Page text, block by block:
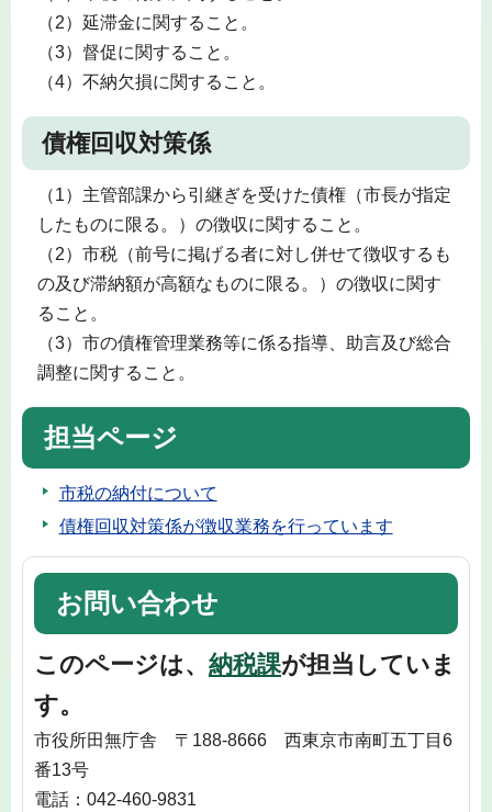
（2）延滞金に関すること。
（3）督促に関すること。
（4）不納欠損に関すること。
債権回収対策係
（1）主管部課から引継ぎを受けた債権（市長が指定
したものに限る。）の徴収に関すること。
（2）市税（前号に掲げる者に対し併せて徴収するも
の及び滞納額が高額なものに限る。）の徴収に関す
ること。
（3）市の債権管理業務等に係る指導、助言及び総合
調整に関すること。
担当ページ
市税の納付について
債権回収対策係が徴収業務を行っています
お問い合わせ
このページは、 納税課が担当していま
す。
市役所田無庁舎 〒188-8666 西東京市南町五丁目6
番13号
電話：042-460-9831